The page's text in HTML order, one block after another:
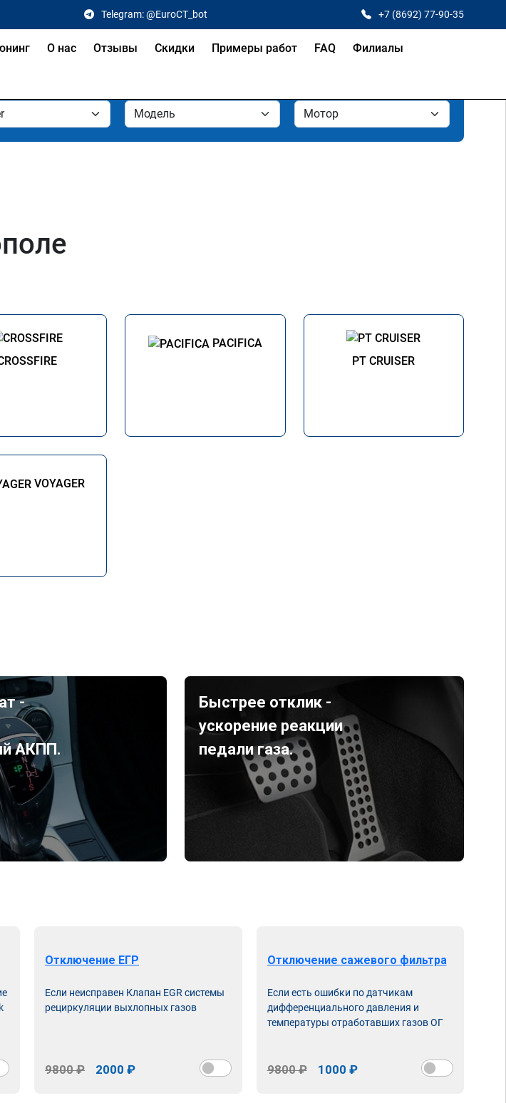
Telegram: @EuroCT_bot +7 (8692) 77-90-35
О нас Отзывы Скидки Примеры работ FAQ Филиалы
PACIFICA
PT CRUISER
VOYAGER
-
АКПП.
Быстрее отклик -
ускорение реакции
педали газа.
Отключение ЕГР
Если неисправен Клапан EGR системы
рециркуляции выхлопных газов
9800 ₽ 2000 ₽
Отключение сажевого фильтра
Если есть ошибки по датчикам
дифференциального давления и
температуры отработавших газов ОГ
9800 ₽ 1000 ₽